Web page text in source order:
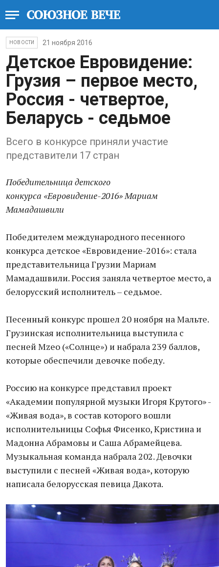
НОВОСТИ 21 ноября 2016
Детское Евровидение:
Грузия – первое место,
Россия - четвертое,
Беларусь - седьмое
Всего в конкурсе приняли участие
представители 17 стран
Победительница детского
конкурса «Евровидение-2016» Мариам
Мамадашвили
Победителем международного песенного
конкурса детское «Евровидение-2016»: стала
представительница Грузии Мариам
Мамадашвили. Россия заняла четвертое место, а
белорусский исполнитель – седьмое.
Песенный конкурс прошел 20 ноября на Мальте.
Грузинская исполнительница выступила с
песней Mzeo («Солнце») и набрала 239 баллов,
которые обеспечили девочке победу.
Россию на конкурсе представил проект
«Академии популярной музыки Игоря Крутого» -
«Живая вода», в состав которого вошли
исполнительницы Софья Фисенко, Кристина и
Мадонна Абрамовы и Саша Абрамейцева.
Музыкальная команда набрала 202. Девочки
выступили с песней «Живая вода», которую
написала белорусская певица Дакота.